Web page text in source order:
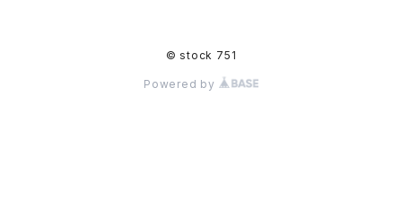
© stock 751
Powered by